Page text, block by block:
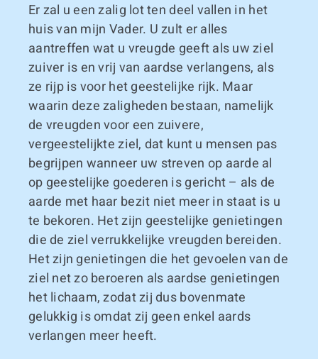
Er zal u een zalig lot ten deel vallen in het
huis van mijn Vader. U zult er alles
aantreffen wat u vreugde geeft als uw ziel
zuiver is en vrij van aardse verlangens, als
ze rijp is voor het geestelijke rijk. Maar
waarin deze zaligheden bestaan, namelijk
de vreugden voor een zuivere,
vergeestelijkte ziel, dat kunt u mensen pas
begrijpen wanneer uw streven op aarde al
op geestelijke goederen is gericht – als de
aarde met haar bezit niet meer in staat is u
te bekoren. Het zijn geestelijke genietingen
die de ziel verrukkelijke vreugden bereiden.
Het zijn genietingen die het gevoelen van de
ziel net zo beroeren als aardse genietingen
het lichaam, zodat zij dus bovenmate
gelukkig is omdat zij geen enkel aards
verlangen meer heeft.